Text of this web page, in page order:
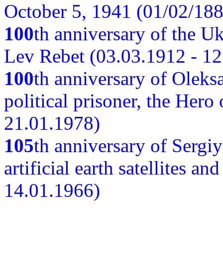
October 5, 1941 (01/02/
100th anniversary of the
Lev Rebet (03.03.1912 -
100th anniversary of
political prisoner, the
21.01.1978)
105th anniversary of
artificial earth satellites
14.01.1966)